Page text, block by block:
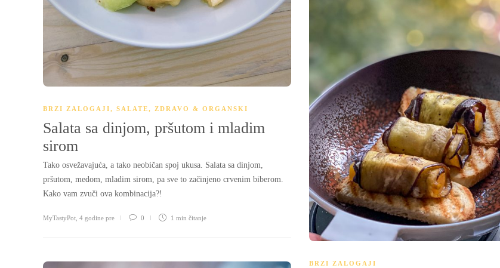
BRZI ZALOGAJI, SALATE, ZDRAVO & ORGANSKI
Salata sa dinjom, pršutom i mladim
sirom
Tako osvežavajuća, a tako neobičan spoj ukusa. Salata sa dinjom,
pršutom, medom, mladim sirom, pa sve to začinjeno crvenim biberom.
Kako vam zvuči ova kombinacija?!
MyTastyPot 4 godine pre 0 1 min čitanje
BRZI ZALOGAJI